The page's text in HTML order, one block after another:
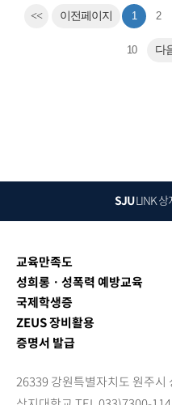
<< 이전페이지 1 2
10 다
SJULINK상
교육만족도
성희롱ㆍ성폭력 예방교육
국제학생증
ZEUS 장비활용
증명서 발급
26339 강원특별자치도 원주시